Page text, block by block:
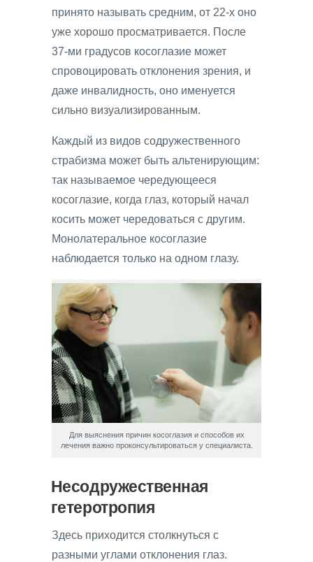
принято называть средним, от 22-х оно
уже хорошо просматривается. После
37-ми градусов косоглазие может
спровоцировать отклонения зрения, и
даже инвалидность, оно именуется
сильно визуализированным.
Каждый из видов содружественного
страбизма может быть альтенирующим:
так называемое чередующееся
косоглазие, когда глаз, который начал
косить может чередоваться с другим.
Монолатеральное косоглазие
наблюдается только на одном глазу.
Для выяснения причин косоглазия и способов их
лечения важно проконсультироваться у специалиста.
Несодружественная
гетеротропия
Здесь приходится столкнуться с
разными углами отклонения глаз.